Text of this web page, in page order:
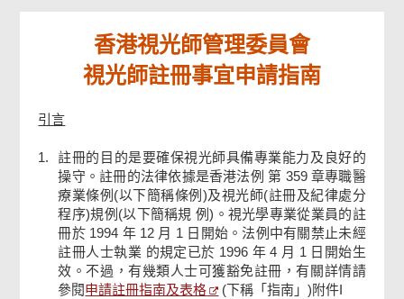
刑事定罪/專業不當行為
申請執業證明書
檢查及確認
香港視光師管理委員會
視光師註冊事宜申請指南
引言
1.
註冊的目的是要確保視光師具備專業能力及良好的
操守。註冊的法律依據是香港法例 第 359 章專職醫
療業條例(以下簡稱條例)及視光師(註冊及紀律處分
程序)規例(以下簡稱規 例)。視光學專業從業員的註
冊於 1994 年 12 月 1 日開始。法例中有關禁止未經
註冊人士執業 的規定已於 1996 年 4 月 1 日開始生
效。不過，有幾類人士可獲豁免註冊，有關詳情請
參閱申請註冊指南及表格 (下稱「指南」)附件I